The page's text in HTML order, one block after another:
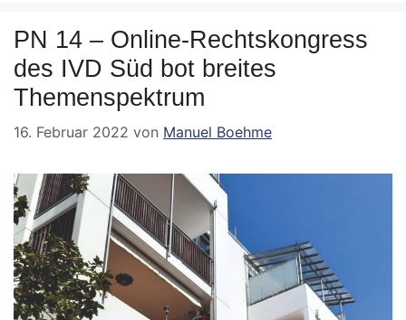
PN 14 – Online-Rechtskongress
des IVD Süd bot breites
Themenspektrum
16. Februar 2022 von Manuel Boehme